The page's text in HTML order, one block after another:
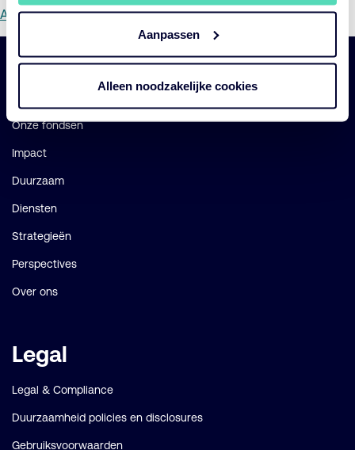
Aanpassen
Alleen noodzakelijke cookies
Allianz Funds
Belangrijke
links
Navigatie
Onze fondsen
Impact
Duurzaam
Diensten
Strategieën
Perspectives
Over ons
Legal
Legal & Compliance
Duurzaamheid policies en disclosures
Gebruiksvoorwaarden